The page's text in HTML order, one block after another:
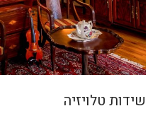
שידות טלויזיה